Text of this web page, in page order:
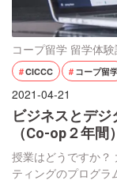
コープ留学 留学体験
CICCC コープ留
2021-04-21
ビジネスとデ
（Co-op２年
授業はどうですか？
ティングのプログラ